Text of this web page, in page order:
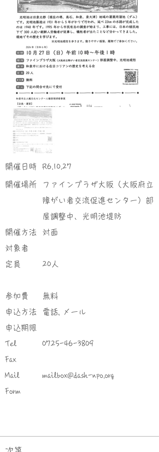
​開催日時
​開催場所
​開催方法
対象者
定員
参加費
申込方法
申込期限
Tel
Fax
Mail
Form
R6.10.27
ファインプラザ大阪（大阪府立
障がい者交流促進センター）部
屋調整中、光明池堤防
対面
20人
無料
電話, メール
0725-46-3809
mailbox@dash-npo.org